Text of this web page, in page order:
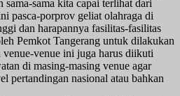
sama-sama kita capai terlihat dari
pasca-porprov geliat olahraga di
dan harapannya fasilitas-fasilitas
Pemkot Tangerang untuk dilakukan
venue-venue ini juga harus diikuti
di masing-masing venue agar
pertandingan nasional atau bahkan